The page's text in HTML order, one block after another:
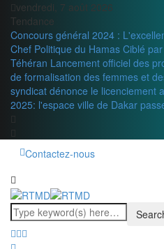
vendredi, 7 août 2026
Tendance
Concours général 2024 :
Chef Politique du Hamas Ciblé
Téhéran Lancement officiel des
de formalisation des femmes et
syndicat dénonce le licenciement
2025: l'espace ville de Dakar
Contactez-nous